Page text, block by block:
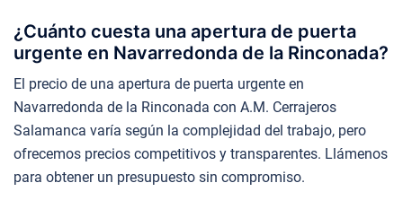
¿Cuánto cuesta una apertura de puerta
urgente en Navarredonda de la Rinconada?
El precio de una apertura de puerta urgente en
Navarredonda de la Rinconada con A.M. Cerrajeros
Salamanca varía según la complejidad del trabajo, pero
ofrecemos precios competitivos y transparentes. Llámenos
para obtener un presupuesto sin compromiso.